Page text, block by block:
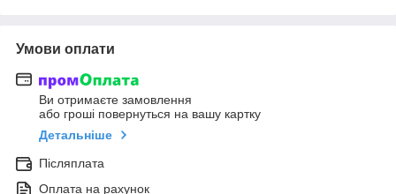
Умови оплати
Ви отримаєте замовлення
або гроші повернуться на вашу картку
Детальніше
Післяплата
Оплата на рахунок